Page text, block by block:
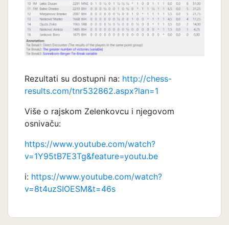
Rezultati su dostupni na: http://chess-
results.com/tnr532862.aspx?lan=1
Više o rajskom Zelenkovcu i njegovom
osnivaču:
https://www.youtube.com/watch?
v=1Y95tB7E3Tg&feature=youtu.be
i: https://www.youtube.com/watch?
v=8t4uzSIOESM&t=46s